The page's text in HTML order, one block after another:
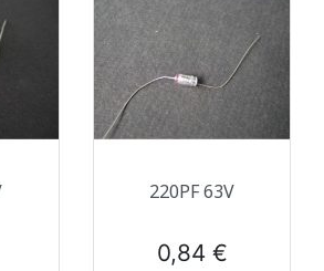
220PF 63V
Prix
0,84 €